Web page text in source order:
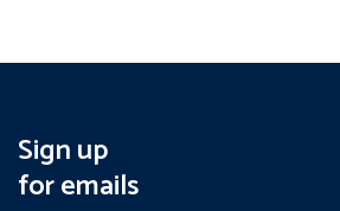
Sign up
for emails